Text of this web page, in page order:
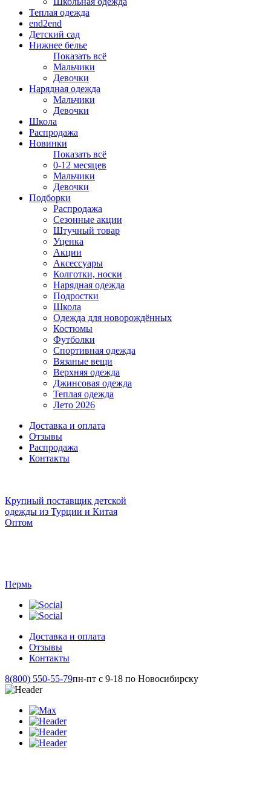
Теплая одежда
end2end
Детский сад
Нижнее белье
Показать всё
Мальчики
Девочки
Нарядная одежда
Мальчики
Девочки
Школа
Распродажа
Новинки
Показать всё
0-12 месяцев
Мальчики
Девочки
Подборки
Распродажа
Сезонные акции
Штучный товар
Уценка
Акции
Аксессуары
Колготки, носки
Нарядная одежда
Подростки
Школа
Одежда для новорождённых
Костюмы
Футболки
Спортивная одежда
Вязаные вещи
Верхняя одежда
Джинсовая одежда
Теплая одежда
Лето 2026
Доставка и оплата
Отзывы
Распродажа
Контакты
Крупный поставщик детской
одежды из Турции и Китая
Оптом
Пермь
Доставка и оплата
Отзывы
Контакты
8(800) 550-55-79пн-пт с 9-18 по Новосибирску